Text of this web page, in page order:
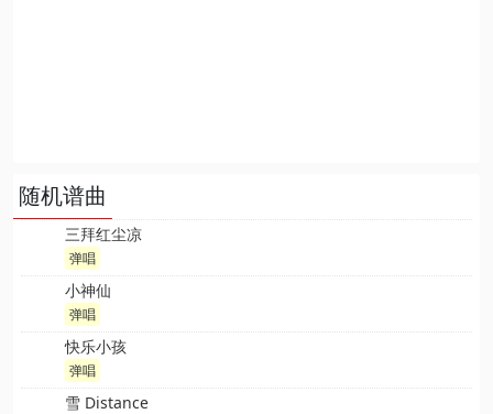
随机谱曲
三拜红尘凉
弹唱
小神仙
弹唱
快乐小孩
弹唱
雪 Distance